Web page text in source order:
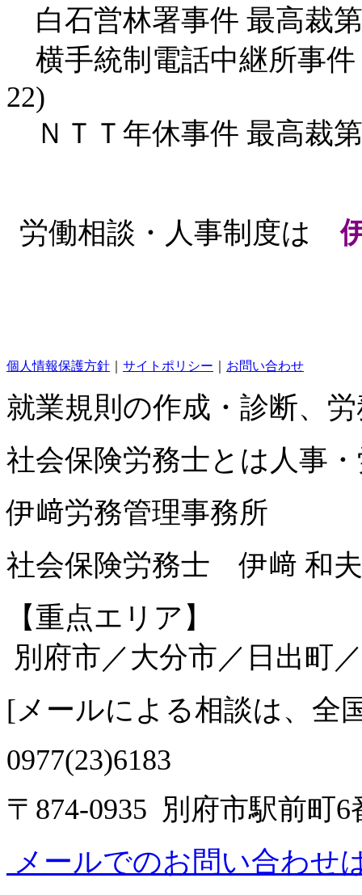
白石営林署事件 最高
横手統制電話中継所事件
22)
ＮＴＴ年休事件 最高
労働相談・人事制度は
個人情報保護方針 サイトポリシー お問い合わせ
就業規則の作成・診断、
社会保険労務士とは人事
伊﨑労務管理事務所
社会保険労務士 伊﨑 和夫
【重点エリア】
別府市／大分市／日出町
[メールによる相談は、全
0977(23)6183
〒874-0935 別府市駅前町
メールでのお問い合わせ